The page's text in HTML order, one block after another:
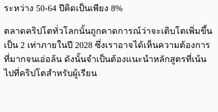
ระหว่าง 50-64 ปีคิดเป็นเพียง 8%
ตลาดคริปโตทั่วโลกนั้นถูกคาดการณ์ว่าจะเติบโตเพิ่มขึ้น
เป็น 2 เท่าภายในปี 2028 ซึ่งเราอาจได้เห็นความต้องการ
ที่มากจนเอ่อล้น ดังนั้นจำเป็นต้องแนะนำหลักสูตรที่เน้น
ไปที่คริปโตสำหรับผู้เรียน